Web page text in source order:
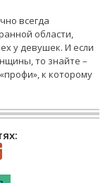
всегда
области,
у девушек. И если
то знайте –
к которому